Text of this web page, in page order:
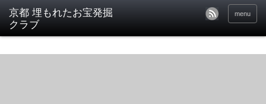
京都 埋もれたお宝発掘
クラブ
menu